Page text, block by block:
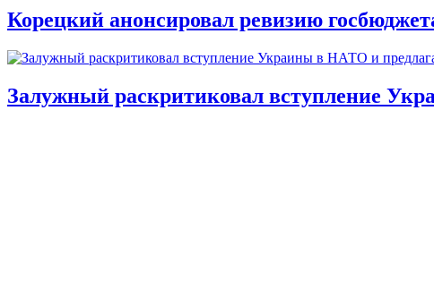
Корецкий анонсировал ревизию
Залужный раскритиковал вступление